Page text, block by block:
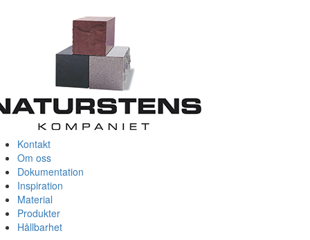
Kontakt
Om oss
Dokumentation
Inspiration
Material
Produkter
Hållbarhet